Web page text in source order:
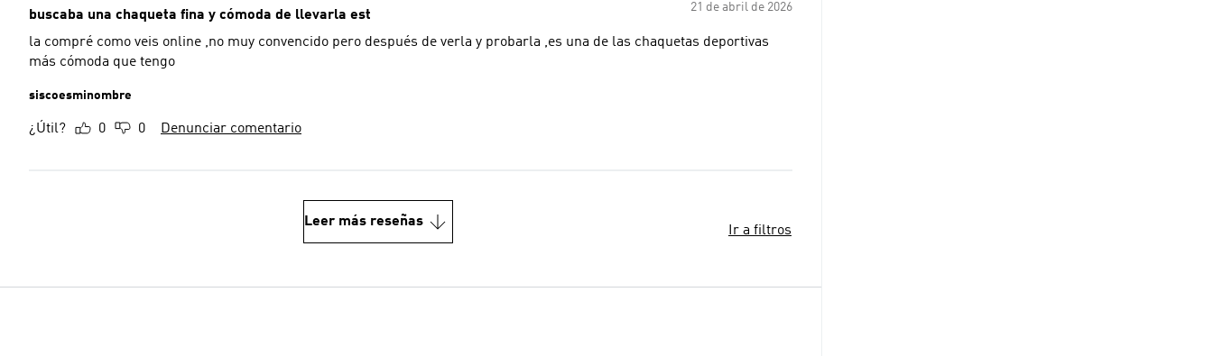
21 de abril de 2026
buscaba una chaqueta fina y cómoda de llevarla est
la compré como veis online ,no muy convencido pero después de verla y probarla ,es una de las chaquetas deportivas
más cómoda que tengo
siscoesminombre
¿Útil? 0 0 Denunciar comentario
Leer más reseñas
Ir a filtros